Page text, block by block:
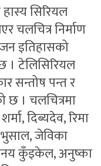
सिरियल
चलचित्र निर्माण
इतिहासको
। टेलिसिरियल
सन्तोष पन्त र
छ । चलचित्रमा
दिब्यदेव, रिमा
भुसाल, जेविका
कुँइकेल, अनुष्का